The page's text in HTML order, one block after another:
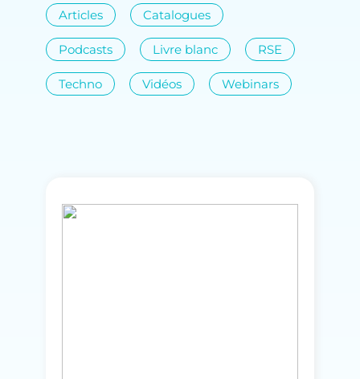
Articles Catalogues
Podcasts Livre blanc RSE
Techno Vidéos Webinars